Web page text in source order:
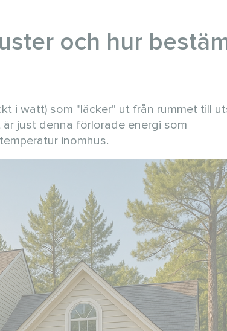
och hur
i watt) som "läcker" ut från rummet till
just denna förlorade energi som
inomhus.